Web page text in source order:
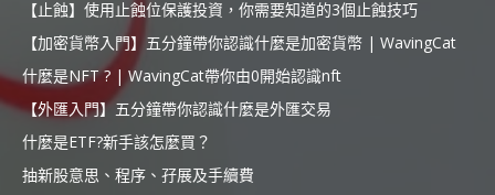
【止蝕】使用止蝕位保護投資，你需要知道的3個止蝕技巧
【加密貨幣入門】五分鐘帶你認識什麼是加密貨幣 | WavingCat
什麼是NFT ? | WavingCat帶你由0開始認識nft
【外匯入門】五分鐘帶你認識什麼是外匯交易
什麼是ETF?新手該怎麼買？
抽新股意思、程序、孖展及手續費